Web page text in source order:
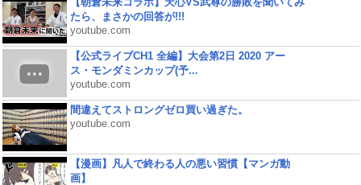
たら、まさかの回答が!!!
youtube.com
【公式ライブCH1 全編】大会第2日 2020 アー
ス・モンダミンカップ(予...
youtube.com
間違えてストロングゼロ買い過ぎた。
youtube.com
【漫画】凡人で終わる人の悪い習慣【マンガ動
画】